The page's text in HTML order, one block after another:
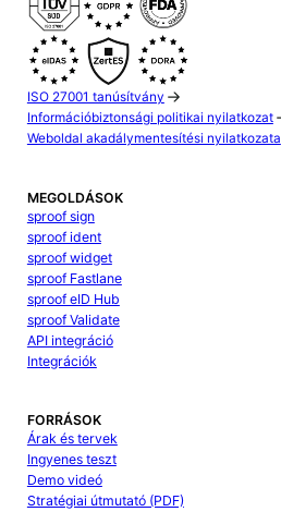
ISO 27001 tanúsítvány
Információbiztonsági politikai nyilatkozat
Weboldal akadálymentesítési nyilatkozata
MEGOLDÁSOK
sproof sign
sproof ident
sproof widget
sproof Fastlane
sproof eID Hub
sproof Validate
API integráció
Integrációk
FORRÁSOK
Árak és tervek
Ingyenes teszt
Demo videó
Stratégiai útmutató (PDF)